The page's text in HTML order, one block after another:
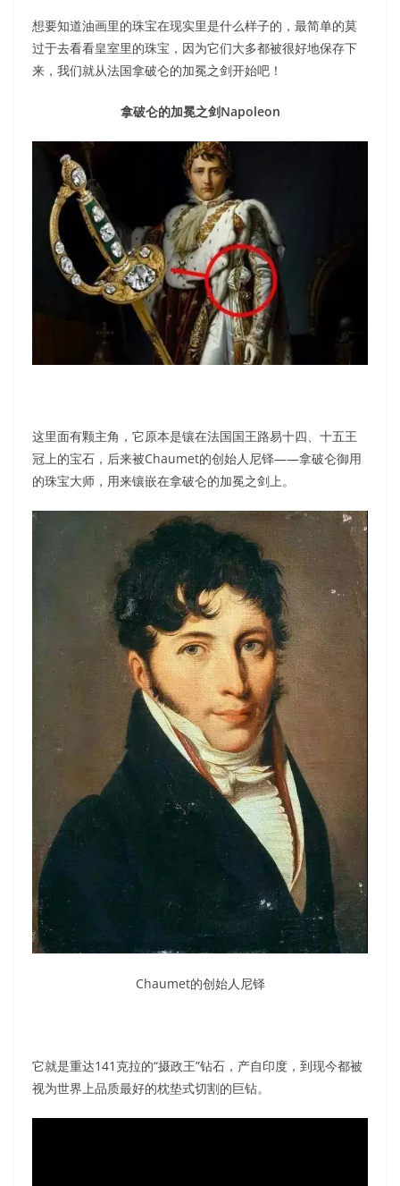
想要知道油画里的珠宝在现实里是什么样子的，最简单的莫
过于去看看皇室里的珠宝，因为它们大多都被很好地保存下
来，我们就从法国拿破仑的加冕之剑开始吧！
拿破仑的加冕之剑Napoleon
这里面有颗主角，它原本是镶在法国国王路易十四、十五王
冠上的宝石，后来被Chaumet的创始人尼铎——拿破仑御用
的珠宝大师，用来镶嵌在拿破仑的加冕之剑上。
Chaumet的创始人尼铎
它就是重达141克拉的“摄政王”钻石，产自印度，到现今都被
视为世界上品质最好的枕垫式切割的巨钻。